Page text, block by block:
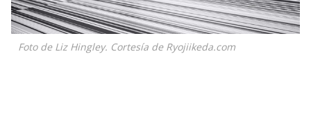
Foto de Liz Hingley. Cortesía de Ryojiikeda.com